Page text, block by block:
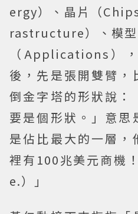
ergy）、晶片（
rastructure）、模
（Applications）
後，先是張開雙臂，
倒金字塔的形狀說：
要是個形狀。」意思
是佔比最大的一層，
裡有100兆美元商
e.）」